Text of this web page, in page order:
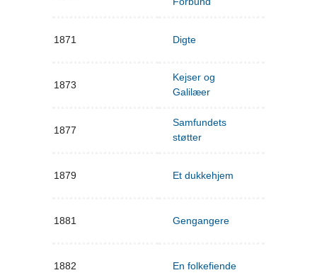
1871 Digte
1873
Kejser og
Galilæer
1877
Samfundets
støtter
1879 Et dukkehjem
1881 Gengangere
1882 En folkefiende